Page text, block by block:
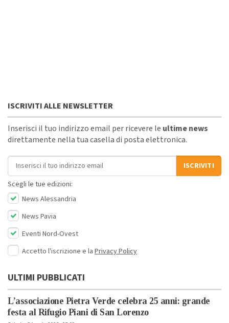
ISCRIVITI ALLE NEWSLETTER
Inserisci il tuo indirizzo email per ricevere le ultime news
direttamente nella tua casella di posta elettronica.
Indirizzo email
ISCRIVITI
Scegli le tue edizioni:
News Alessandria
News Pavia
Eventi Nord-Ovest
Accetto l'iscrizione e la Privacy Policy
ULTIMI PUBBLICATI
L’associazione Pietra Verde celebra 25 anni: grande
festa al Rifugio Piani di San Lorenzo